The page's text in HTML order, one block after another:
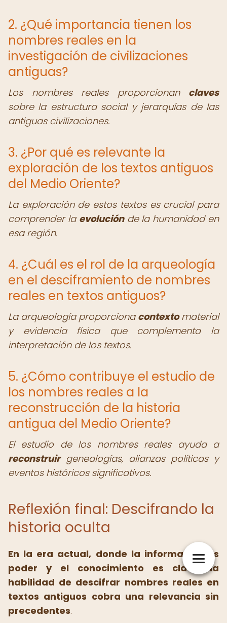
2. ¿Qué importancia tienen los
nombres reales en la
investigación de civilizaciones
antiguas?
Los nombres reales proporcionan claves
sobre la estructura social y jerarquías de las
antiguas civilizaciones.
3. ¿Por qué es relevante la
exploración de los textos antiguos
del Medio Oriente?
La exploración de estos textos es crucial para
comprender la evoluciónde la humanidad en
esa región.
4. ¿Cuál es el rol de la arqueología
en el desciframiento de nombres
reales en textos antiguos?
La arqueología proporciona contextomaterial
y evidencia física que complementa la
interpretación de los textos.
5. ¿Cómo contribuye el estudio de
los nombres reales a la
reconstrucción de la historia
antigua del Medio Oriente?
El estudio de los nombres reales ayuda a
reconstruirgenealogías, alianzas políticas y
eventos históricos significativos.
Reflexión final: Descifrando la
historia oculta
En la era actual, donde la información es
poder y el conocimiento es clave, la
habilidad de descifrar nombres reales en
textos antiguos cobra una relevancia sin
precedentes.